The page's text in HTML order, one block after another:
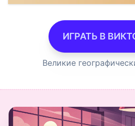
ИГРАТЬ В
Великие